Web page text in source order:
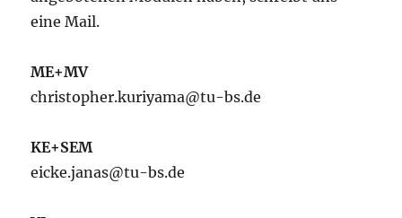
eine Mail.
ME+MV
christopher.kuriyama@tu-bs.de
KE+SEM
eicke.janas@tu-bs.de